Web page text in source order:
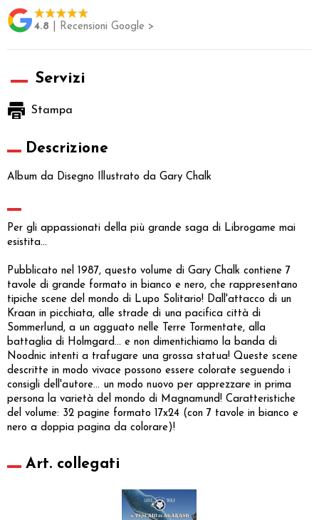
4.8 | Recensioni Google >
Servizi
Stampa
Descrizione
Album da Disegno Illustrato da Gary Chalk
Per gli appassionati della più grande saga di Librogame mai
esistita...
Pubblicato nel 1987, questo volume di Gary Chalk contiene 7
tavole di grande formato in bianco e nero, che rappresentano
tipiche scene del mondo di Lupo Solitario! Dall'attacco di un
Kraan in picchiata, alle strade di una pacifica città di
Sommerlund, a un agguato nelle Terre Tormentate, alla
battaglia di Holmgard... e non dimentichiamo la banda di
Noodnic intenti a trafugare una grossa statua! Queste scene
descritte in modo vivace possono essere colorate seguendo i
consigli dell'autore... un modo nuovo per apprezzare in prima
persona la varietà del mondo di Magnamund! Caratteristiche
del volume: 32 pagine formato 17x24 (con 7 tavole in bianco e
nero a doppia pagina da colorare)!
Art. collegati